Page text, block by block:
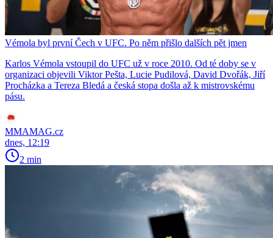
Vémola byl první Čech v UFC. Po něm přišlo dalších pět jmen
Karlos Vémola vstoupil do UFC už v roce 2010. Od té doby se v
organizaci objevili Viktor Pešta, Lucie Pudilová, David Dvořák, Jiří
Procházka a Tereza Bledá a česká stopa došla až k mistrovskému
pásu.
MMAMAG.cz
dnes, 12:19
2 min